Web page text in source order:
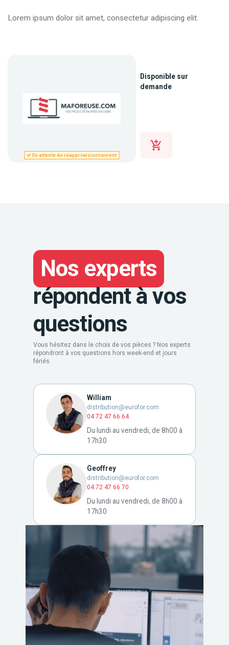
Lorem ipsum dolor sit amet, consectetur adipiscing elit.
En attente de réapprovisionnement
Disponible sur
demande
Nos experts
répondent à vos
questions
Vous hésitez dans le choix de vos pièces ? Nos experts
répondront à vos questions hors week-end et jours
fériés.
William
distribution@eurofor.com
04 72 47 66 64
Du lundi au vendredi, de 8h00 à
17h30
Geoffrey
distribution@eurofor.com
04 72 47 66 70
Du lundi au vendredi, de 8h00 à
17h30